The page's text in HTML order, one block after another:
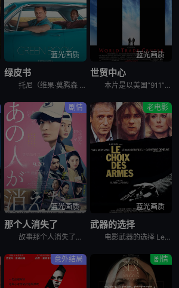
蓝光画质
绿皮书
托尼（维果·莫腾森 Viggo Mortensen 饰）是一个吊儿郎当游手好闲的混混，在一家夜总会做侍者。这间夜总会因故要停业几个月，可托尼所要支付的房租和生活费不会因此取消，所以他的当务之急是去
蓝光画质
世贸中心
本片是以美国“911”事件为背景的灾难片，故事重现了当时那场突如其来的灾难。9月11日的一个美妙清晨，消防总署突然警铃大作，接到世贸中心遭到恐怖袭击而倒塌的消息后，消防警员约翰·迈克洛林（尼古拉斯
剧情
蓝光画质
那个人消失了
故事那个人消失了发生在带有“人一个接一个消失”传说的公寓里，讲述了青年投递员丸子在每天出入公寓的过程中，偶然得知了可疑住户的“秘密”。以那一天为界，他被卷入了意想不到的大事件…
老电影
蓝光画质
武器的选择
电影武器的选择 Le choix des armes讲述了，一对囚犯Serge和Mickey越狱离开监狱之后却遭人伏击，这是他们不得不去到Serge的老朋友Noel那庇护。Mickey却有自己的想
意外结局 剧情